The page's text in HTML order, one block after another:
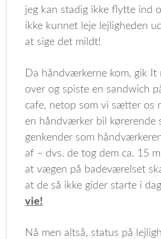
jeg kan stadig ikke flytte ind
ikke kunnet leje lejligheden
at sige det mildt!
Da håndværkerne kom, gik It
over og spiste en sandwich
cafe, netop som vi sætter os
en håndværker bil kørerende
genkender som
af – dvs. de tog dem ca. 15
at vægen på badeværelset
at de så ikke gider starte i
vie!
Nå men altså, status på